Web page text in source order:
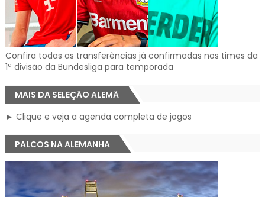
Confira todas as transferências já confirmadas nos times da
1ª divisão da Bundesliga para temporada
MAIS DA SELEÇÃO ALEMÃ
► Clique e veja a agenda completa de jogos
PALCOS NA ALEMANHA